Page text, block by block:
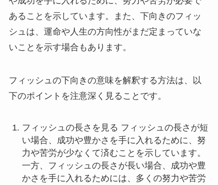
あることを示しています。また、下向きのフィッ
シュは、運命や人生の方向性がまだ定まっていな
いことを示す場合もあります。
フィッシュの下向きの意味を解釈する方法は、以
下のポイントを注意深く見ることです。
フィッシュの長さを見る フィッシュの長さが短
い場合、成功や豊かさを手に入れるために、努
力や苦労が少なくて済むことを示しています。
一方、フィッシュの長さが長い場合、成功や豊
かさを手に入れるためには、多くの努力や苦労